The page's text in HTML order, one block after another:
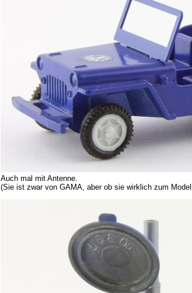
Auch mal mit Antenne.
(Sie ist zwar von GAMA, aber ob sie wirklich zum